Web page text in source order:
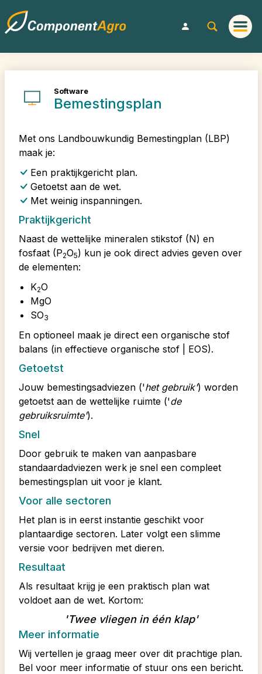
Software
Bemestingsplan
Met ons Landbouwkundig Bemestingplan (LBP)
maak je:
Een praktijkgericht plan.
Getoetst aan de wet.
Met weinig inspanningen.
Praktijkgericht
Naast de wettelijke mineralen stikstof (N) en
fosfaat (P2O5) kun je ook direct advies geven over
de elementen:
K2O
MgO
SO3
En optioneel maak je direct een organische stof
balans (in effectieve organische stof | EOS).
Getoetst
Jouw bemestingsadviezen ('het gebruik') worden
getoetst aan de wettelijke ruimte ('de
gebruiksruimte').
Snel
Door gebruik te maken van aanpasbare
standaardadviezen werk je snel een compleet
bemestingsplan uit voor je klant.
Voor alle sectoren
Het plan is in eerst instantie geschikt voor
plantaardige sectoren. Later volgt een slimme
versie voor bedrijven met dieren.
Resultaat
Als resultaat krijg je een praktisch plan wat
voldoet aan de wet. Kortom:
'Twee vliegen in één klap'
Meer informatie
Wij vertellen je graag meer over dit prachtige plan.
Bel voor meer informatie of stuur ons een bericht.